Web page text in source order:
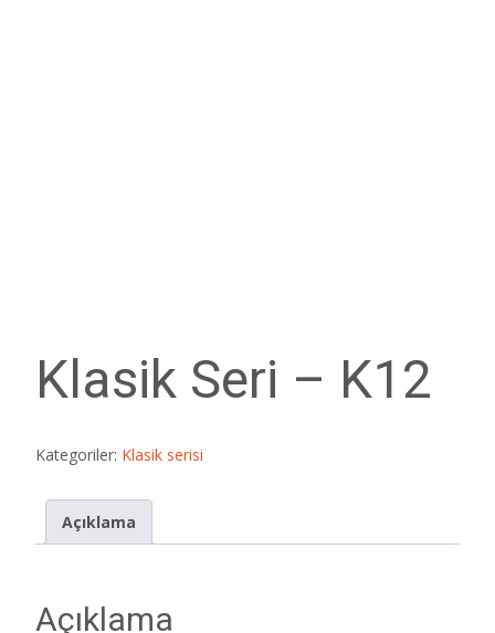
Klasik Seri – K12
Kategoriler: Klasik serisi
Açıklama
Açıklama